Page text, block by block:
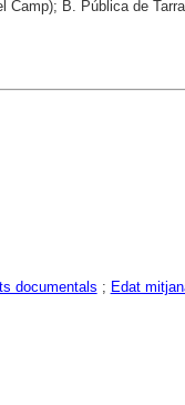
Camp); B. Pública de
documentals ; Edat